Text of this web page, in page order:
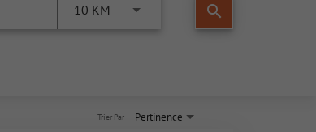
10 KM search
Pertinence
Trier Par